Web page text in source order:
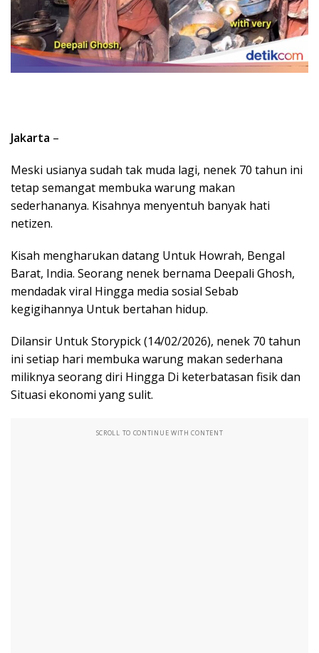
Jakarta –
Meski usianya sudah tak muda lagi, nenek 70 tahun ini
tetap semangat membuka warung makan
sederhananya. Kisahnya menyentuh banyak hati
netizen.
Kisah mengharukan datang Untuk Howrah, Bengal
Barat, India. Seorang nenek bernama Deepali Ghosh,
mendadak viral Hingga media sosial Sebab
kegigihannya Untuk bertahan hidup.
Dilansir Untuk Storypick (14/02/2026), nenek 70 tahun
ini setiap hari membuka warung makan sederhana
miliknya seorang diri Hingga Di keterbatasan fisik dan
Situasi ekonomi yang sulit.
SCROLL TO CONTINUE WITH CONTENT